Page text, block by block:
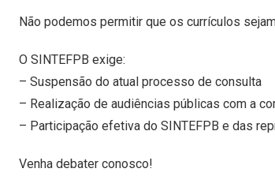
Não podemos permitir que os currículos
O SINTEFPB exige:
– Suspensão do atual processo de consulta
– Realização de audiências públicas com a
– Participação efetiva do SINTEFPB e das
Venha debater conosco!